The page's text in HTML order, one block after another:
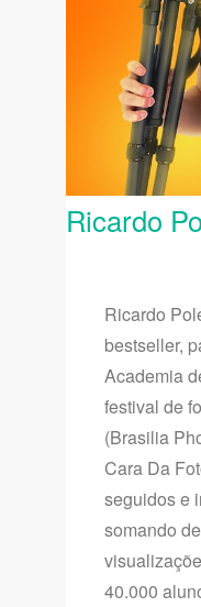
Ricardo
Ricardo
bestseller,
Academia
festival de
(Brasilia
Cara Da
seguidos e
somando
40.000